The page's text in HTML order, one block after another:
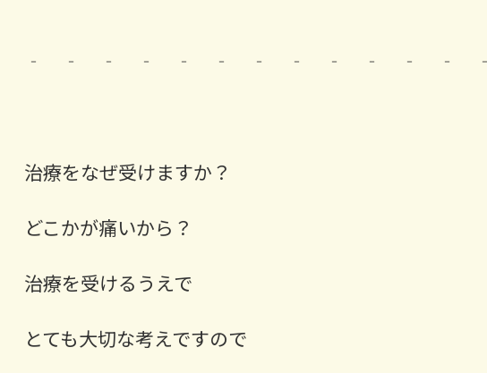
‐ ‐ ‐ ‐ ‐ ‐ ‐ ‐ ‐ ‐ ‐ ‐
治療をなぜ受けますか？
どこかが痛いから？
治療を受けるうえで
とても大切な考えですので